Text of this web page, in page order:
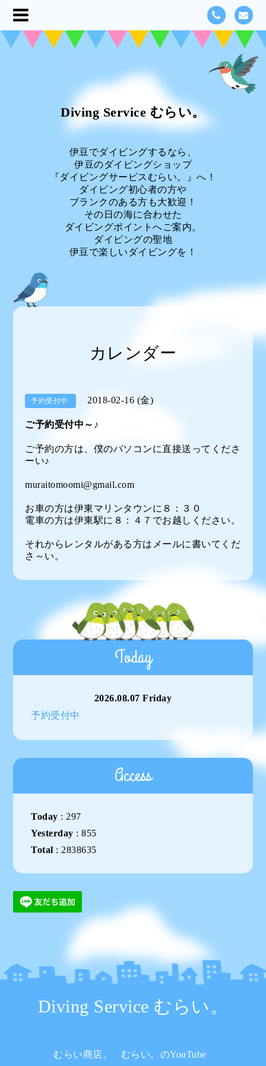
Diving Service むらい。
伊豆でダイビングするなら、
伊豆のダイビングショップ
『ダイビングサービスむらい。』へ！
ダイビング初心者の方や
ブランクのある方も大歓迎！
その日の海に合わせた
ダイビングポイントへご案内。
ダイビングの聖地
伊豆で楽しいダイビングを！
カレンダー
予約受付中 2018-02-16 (金)
ご予約受付中～♪
ご予約の方は、僕のパソコンに直接送ってくださ
ーい♪
muraitomoomi@gmail.com
お車の方は伊東マリンタウンに８：３０
電車の方は伊東駅に８：４７でお越しください。
それからレンタルがある方はメールに書いてくだ
さ～い。
Today
2026.08.07 Friday
予約受付中
Access
Today : 297
Yesterday :855
Total : 2838635
Diving Service むらい。
むらい商店。 むらい。のYouTube